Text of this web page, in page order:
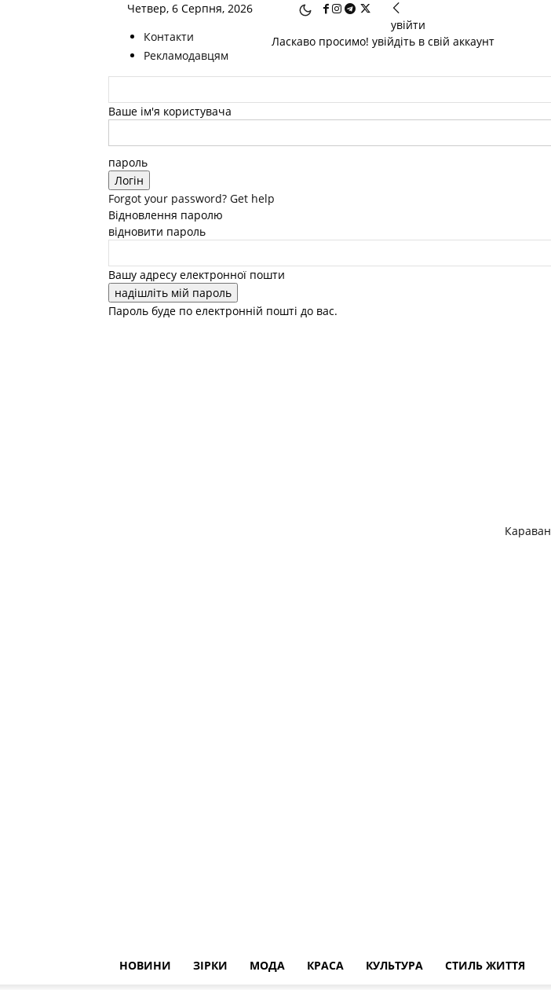
Четвер, 6 Серпня, 2026
Контакти
Рекламодавцям
увійти
Ласкаво просимо! увійдіть в свій аккаунт
Ваше ім'я користувача
пароль
Forgot your password? Get help
Відновлення паролю
відновити пароль
Вашу адресу електронної пошти
Пароль буде по електронній пошті до вас.
Караван
НОВИНИ ЗІРКИ МОДА КРАСА КУЛЬТУРА СТИЛЬ ЖИТТЯ